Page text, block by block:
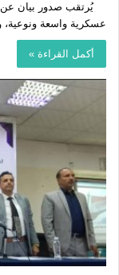
يُرتقب صدور بيان عن
عسكرية واسعة ونوعية،
أكمل القراءة »